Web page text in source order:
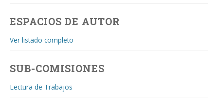
ESPACIOS DE AUTOR
Ver listado completo
SUB-COMISIONES
Lectura de Trabajos